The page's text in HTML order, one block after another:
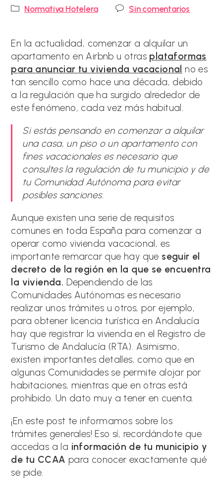
de
la
Categoría
Normativa Hotelera
Comentarios
Sin comentarios
En la actualidad, comenzar a alquilar un
apartamento en Airbnb u otras plataformas
para anunciar tu vivienda vacacional no es
tan sencillo como hace una década, debido
a la regulación que ha surgido alrededor de
este fenómeno, cada vez más habitual.
Si estás pensando en comenzar a alquilar
una casa, un piso o un apartamento con
fines vacacionales es necesario que
consultes la regulación de tu municipio y de
tu Comunidad Autónoma para evitar
posibles sanciones.
Aunque existen una serie de requisitos
comunes en toda España para comenzar a
operar como vivienda vacacional, es
importante remarcar que hay que seguir el
decreto de la región en la que se encuentra
la vivienda. Dependiendo de las
Comunidades Autónomas es necesario
realizar unos trámites u otros, por ejemplo,
para obtener licencia turística en Andalucía
hay que registrar la vivienda en el Registro de
Turismo de Andalucía (RTA). Asimismo,
existen importantes detalles, como que en
algunas Comunidades se permite alojar por
habitaciones, mientras que en otras está
prohibido. Un dato muy a tener en cuenta.
¡En este post te informamos sobre los
trámites generales! Eso sí, recordándote que
accedas a la información de tu municipio y
de tu CCAA para conocer exactamente qué
se pide.